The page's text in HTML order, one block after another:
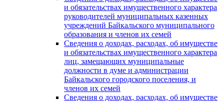
и обязательствах имущественного характера
руководителей муниципальных казенных
учреждений Байкальского муниципального
образования и членов их семей
Сведения о доходах, расходах, об имуществе
и обязательствах имущественного характера
лиц, замещающих муниципальные
должности в думе и администрации
Байкальского городского поселения, и
членов их семей
Сведения о доходах, расходах, об имуществе